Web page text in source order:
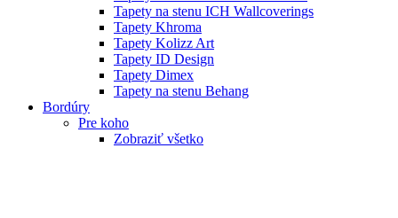
Tapety na stenu ICH Wallcoverings
Tapety Khroma
Tapety Kolizz Art
Tapety ID Design
Tapety Dimex
Tapety na stenu Behang
Bordúry
Pre koho
Zobraziť všetko